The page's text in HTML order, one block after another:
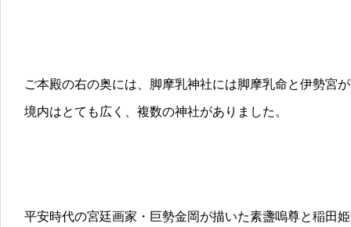
ご本殿の右の奥には、脚摩乳神社には脚摩乳命と伊勢宮
境内はとても広く、複数の神社がありました。
平安時代の宮廷画家・巨勢金岡が描いた素盞嗚尊と稲田